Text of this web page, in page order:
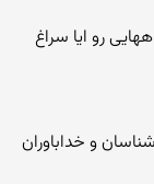
رو ایا سراغ
و خداباوران